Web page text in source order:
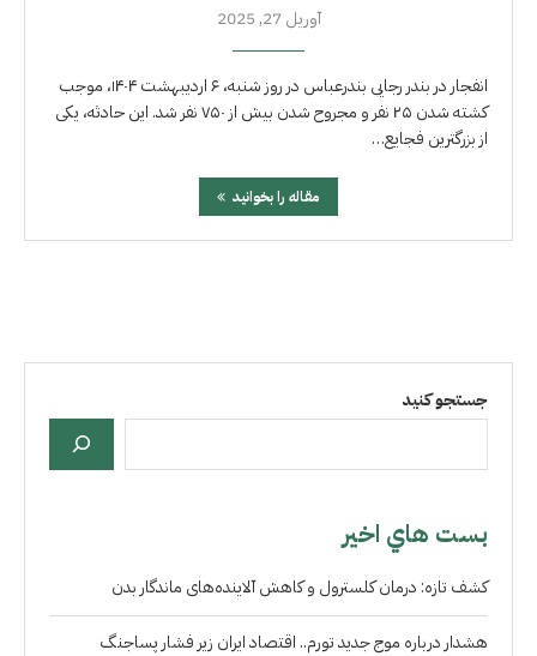
آوریل 27, 2025
انفجار در بندر رجایی بندرعباس در روز شنبه، ۶ اردیبهشت ۱۴۰۴، موجب
کشته شدن ۲۵ نفر و مجروح شدن بیش از ۷۵۰ نفر شد. این حادثه، یکی
از بزرگترین فجایع…
مقاله را بخوانید
جستجو کنید
بست هاي اخير
کشف تازه: درمان کلسترول و کاهش آلاینده‌های ماندگار بدن
هشدار درباره موج جدید تورم.. اقتصاد ایران زیر فشار پساجنگ